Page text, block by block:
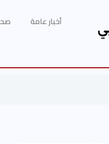
أخبار عامة